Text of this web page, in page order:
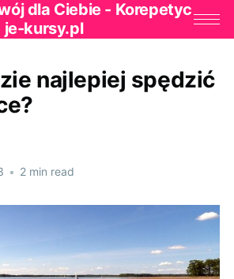
dla Ciebie - Korepetyc
je-kursy.pl
najlepiej spędzić
• 2 min read